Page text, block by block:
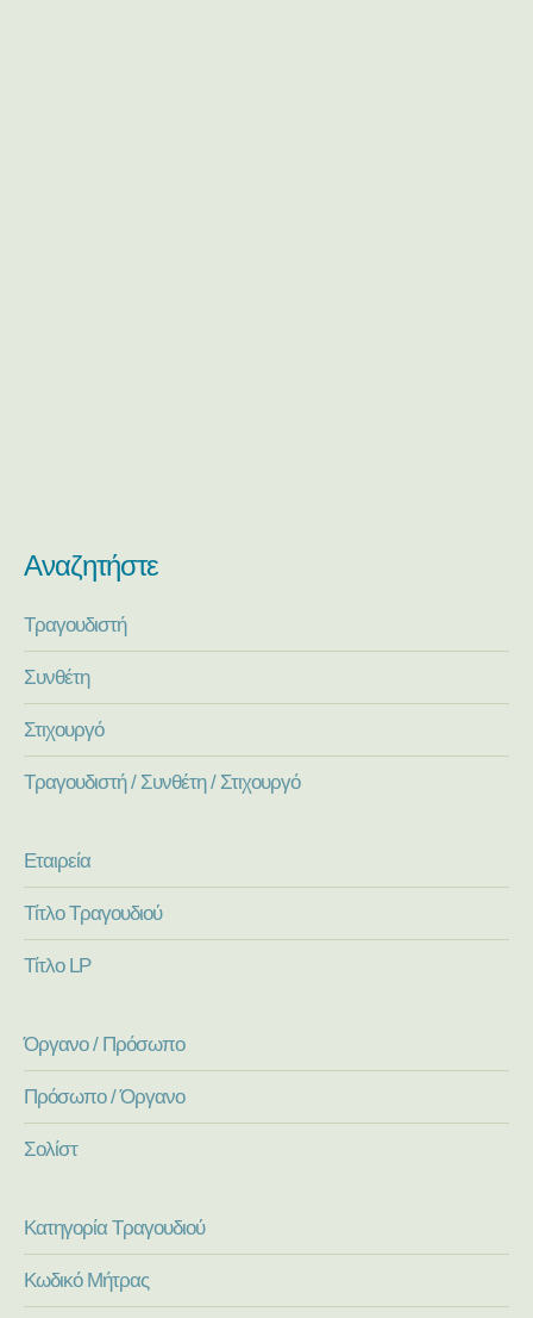
Αναζητήστε
Τραγουδιστή
Συνθέτη
Στιχουργό
Τραγουδιστή / Συνθέτη / Στιχουργό
Εταιρεία
Τίτλο Τραγουδιού
Τίτλο LP
Όργανο / Πρόσωπο
Πρόσωπο / Όργανο
Σολίστ
Κατηγορία Τραγουδιού
Κωδικό Μήτρας